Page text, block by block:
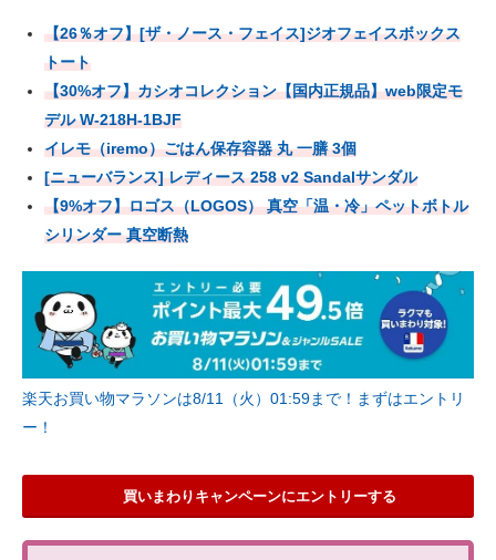
【26％オフ】[ザ・ノース・フェイス]ジオフェイスボックス
トート
【30%オフ】カシオコレクション【国内正規品】web限定モ
デル W-218H-1BJF
イレモ（iremo）ごはん保存容器 丸 一膳 3個
[ニューバランス] レディース 258 v2 Sandalサンダル
【9%オフ】ロゴス（LOGOS） 真空「温・冷」ペットボトル
シリンダー 真空断熱
楽天お買い物マラソンは8/11（火）01:59まで！まずはエントリ
ー！
買いまわりキャンペーンにエントリーする